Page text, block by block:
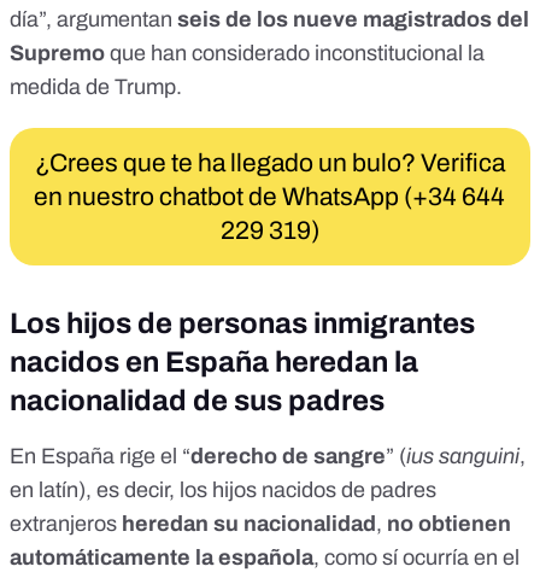
día”, argumentan seis de los nueve magistrados del
Supremo que han considerado inconstitucional la
medida de Trump.
¿Crees que te ha llegado un bulo? Verifica
en nuestro chatbot de WhatsApp (+34 644
229 319)
Los hijos de personas inmigrantes
nacidos en España heredan la
nacionalidad de sus padres
En España rige el “derecho de sangre” (ius sanguini,
en latín), es decir, los hijos nacidos de padres
extranjeros heredan su nacionalidad , no obtienen
automáticamente la española, como sí ocurría en el